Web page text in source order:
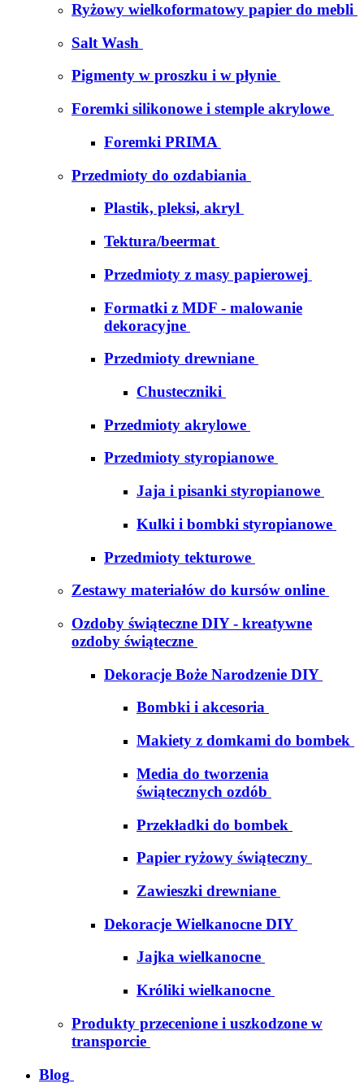
Ryżowy wielkoformatowy papier do mebli
Salt Wash
Pigmenty w proszku i w płynie
Foremki silikonowe i stemple akrylowe
Foremki PRIMA
Przedmioty do ozdabiania
Plastik, pleksi, akryl
Tektura/beermat
Przedmioty z masy papierowej
Formatki z MDF - malowanie
dekoracyjne
Przedmioty drewniane
Chusteczniki
Przedmioty akrylowe
Przedmioty styropianowe
Jaja i pisanki styropianowe
Kulki i bombki styropianowe
Przedmioty tekturowe
Zestawy materiałów do kursów online
Ozdoby świąteczne DIY - kreatywne
ozdoby świąteczne
Dekoracje Boże Narodzenie DIY
Bombki i akcesoria
Makiety z domkami do bombek
Media do tworzenia
świątecznych ozdób
Przekładki do bombek
Papier ryżowy świąteczny
Zawieszki drewniane
Dekoracje Wielkanocne DIY
Jajka wielkanocne
Króliki wielkanocne
Produkty przecenione i uszkodzone w
transporcie
Blog